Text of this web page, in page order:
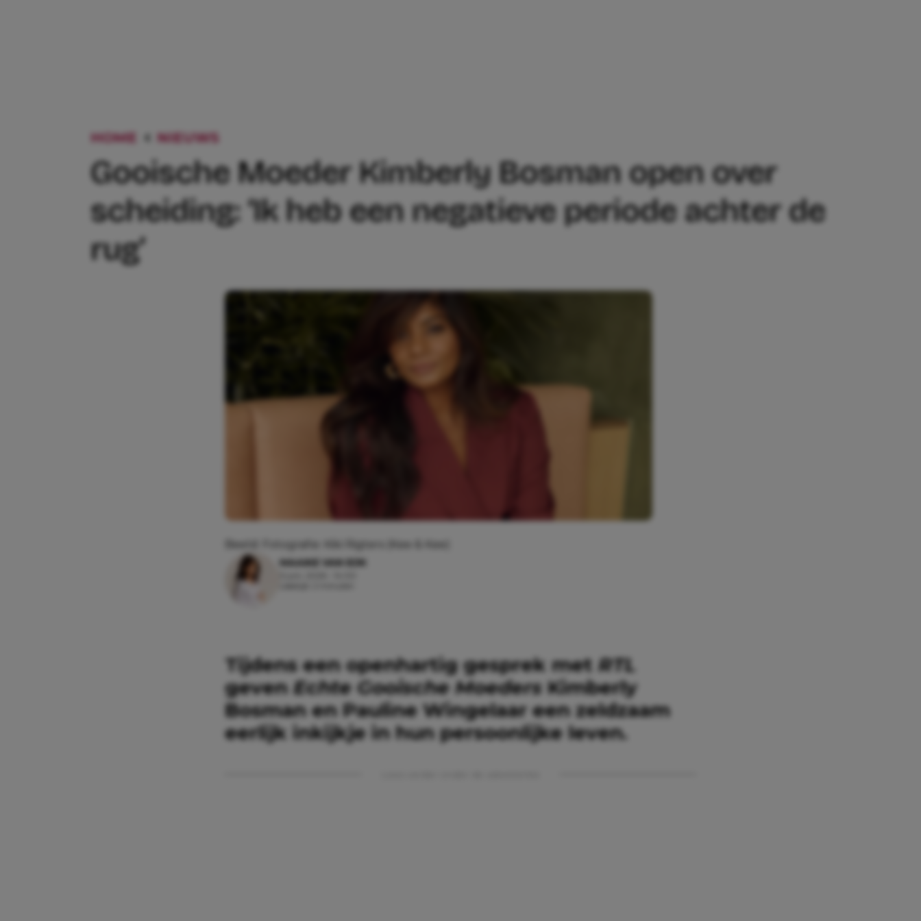
HOME NIEUWS
Gooische Moeder Kimberly Bosman open over
scheiding: ‘Ik heb een negatieve periode achter de
rug’
MAAIKE VAN EIJK
Tijdens een openhartig gesprek metRTL
gevenEchte Gooische MoedersKimberly
Bosman en Pauline Wingelaar een zeldzaam
eerlijk inkijkje in hun persoonlijke leven.